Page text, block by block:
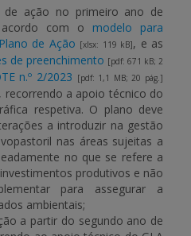
de ação no primeiro ano de
com o modelo para
de Ação [xlsx: 119 kB], e as
de preenchimento [pdf: 671 kB; 2
n.º 2/2023 [pdf: 1,1 MB; 20 pág.]
recorrendo a apoio técnico do
respetiva. O plano deve
a introduzir na gestão
nas áreas sujeitas a
no que se refere a
produtivos e não
para assegurar a
ambientais;
a partir do segundo ano de